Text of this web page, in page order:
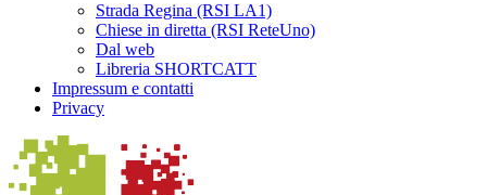
Strada Regina (RSI LA1)
Chiese in diretta (RSI ReteUno)
Dal web
Libreria SHORTCATT
Impressum e contatti
Privacy